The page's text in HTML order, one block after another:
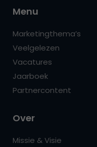
Menu
Marketingthema’s
Veelgelezen
Vacatures
Jaarboek
Partnercontent
Over
Missie & Visie